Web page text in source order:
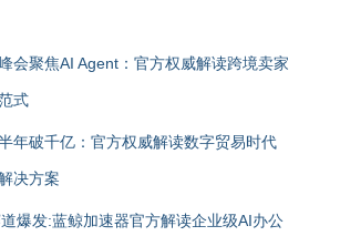
会聚焦AI Agent：官方权威解读跨境卖家
式
年破千亿：官方权威解读数字贸易时代
决方案
爆发:蓝鲸加速器官方解读企业级AI办公